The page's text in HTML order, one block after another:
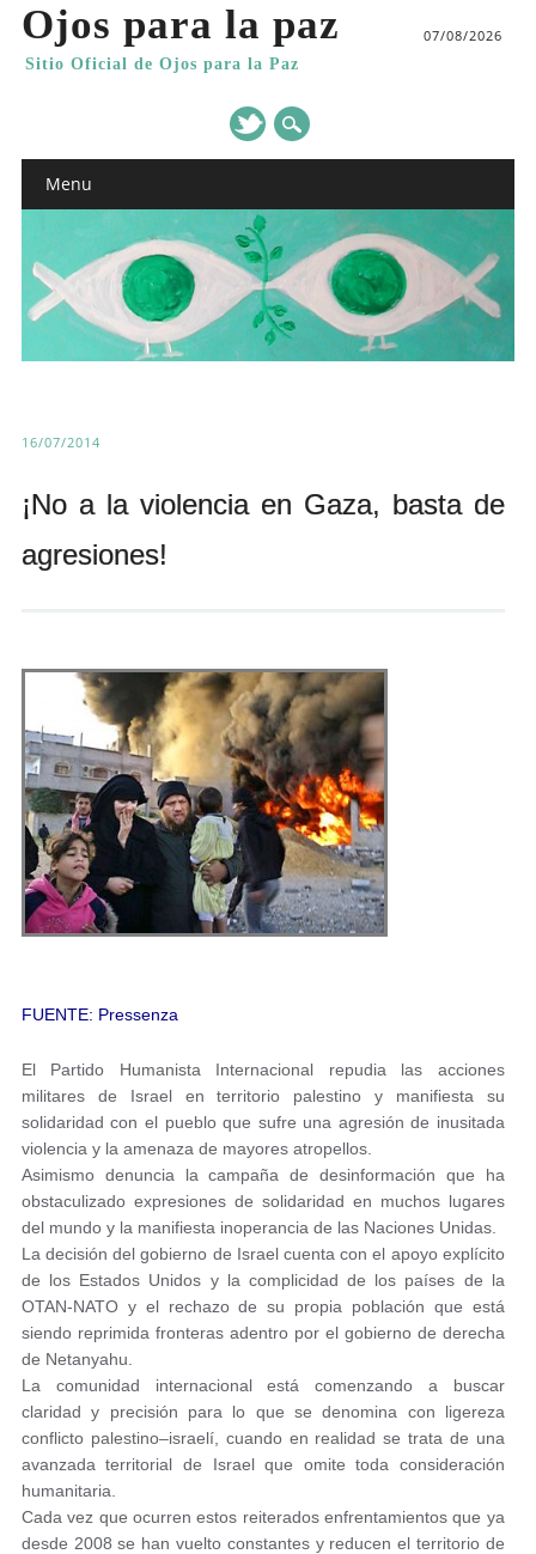
Ojos para la paz
Sitio Oficial de Ojos para la Paz
07/08/2026
Main menu
Menu
16/07/2014
¡No a la violencia en Gaza, basta de
agresiones!
FUENTE: Pressenza
El Partido Humanista Internacional repudia las acciones
militares de Israel en territorio palestino y manifiesta su
solidaridad con el pueblo que sufre una agresión de inusitada
violencia y la amenaza de mayores atropellos.
Asimismo denuncia la campaña de desinformación que ha
obstaculizado expresiones de solidaridad en muchos lugares
del mundo y la manifiesta inoperancia de las Naciones Unidas.
La decisión del gobierno de Israel cuenta con el apoyo explícito
de los Estados Unidos y la complicidad de los países de la
OTAN-NATO y el rechazo de su propia población que está
siendo reprimida fronteras adentro por el gobierno de derecha
de Netanyahu.
La comunidad internacional está comenzando a buscar
claridad y precisión para lo que se denomina con ligereza
conflicto palestino–israelí, cuando en realidad se trata de una
avanzada territorial de Israel que omite toda consideración
humanitaria.
Cada vez que ocurren estos reiterados enfrentamientos que ya
desde 2008 se han vuelto constantes y reducen el territorio de